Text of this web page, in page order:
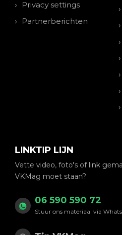
Privacy settings
Partnerberichten
LINKTIP LIJN
Vette video, foto's of link
VKMag moet staan?
06 590 590 72
Stuur ons materiaal via